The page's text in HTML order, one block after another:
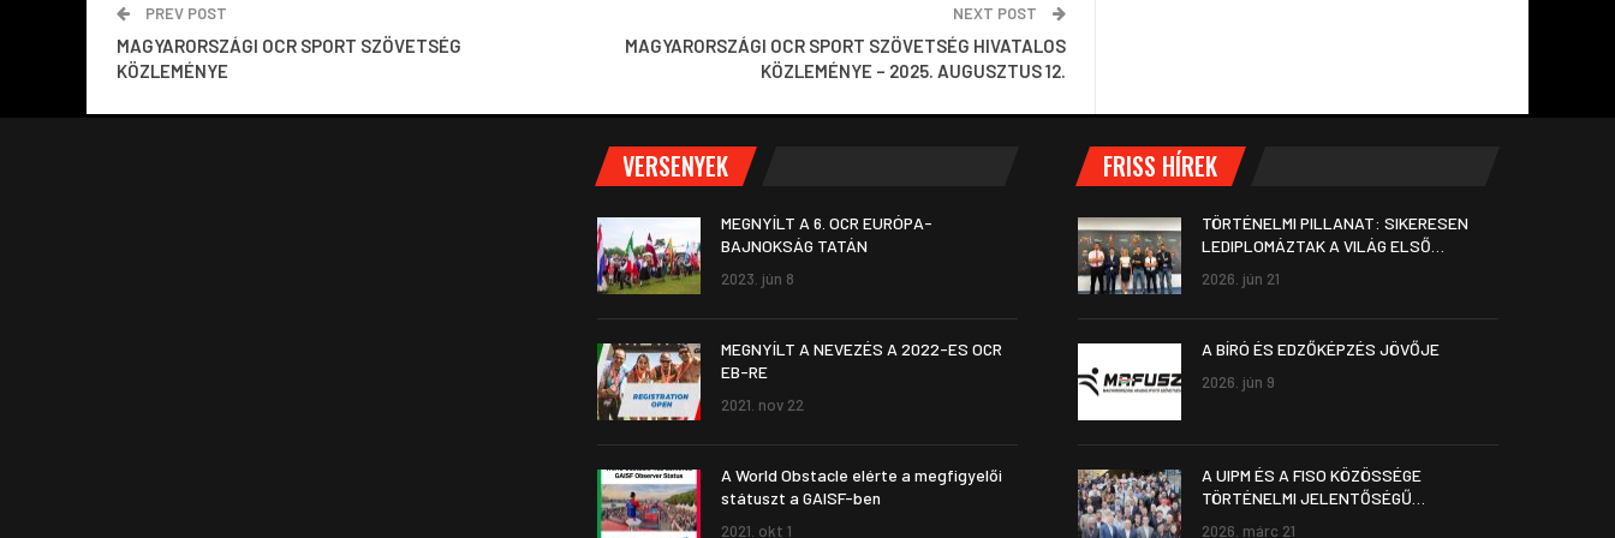
PREV POST
MAGYARORSZÁGI OCR SPORT SZÖVETSÉG
KÖZLEMÉNYE
NEXT POST
MAGYARORSZÁGI OCR SPORT SZÖVETSÉG HIVATALOS
KÖZLEMÉNYE – 2025. AUGUSZTUS 12.
VERSENYEK
MEGNYÍLT A 6. OCR EURÓPA-
BAJNOKSÁG TATÁN
2023. jún 8
MEGNYÍLT A NEVEZÉS A 2022-ES OCR
EB-RE
2021. nov 22
A World Obstacle elérte a megfigyelői
státuszt a GAISF-ben
2021. okt 1
FRISS HÍREK
TÖRTÉNELMI PILLANAT: SIKERESEN
LEDIPLOMÁZTAK A VILÁG ELSŐ…
2026. jún 21
A BÍRÓ ÉS EDZŐKÉPZÉS JÖVŐJE
2026. jún 9
A UIPM ÉS A FISO KÖZÖSSÉGE
TÖRTÉNELMI JELENTŐSÉGŰ…
2026. márc 21